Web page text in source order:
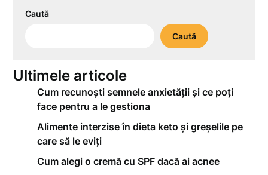
Caută
Caută
Ultimele articole
Cum recunoști semnele anxietății și ce poți
face pentru a le gestiona
Alimente interzise în dieta keto și greșelile pe
care să le eviți
Cum alegi o cremă cu SPF dacă ai acnee